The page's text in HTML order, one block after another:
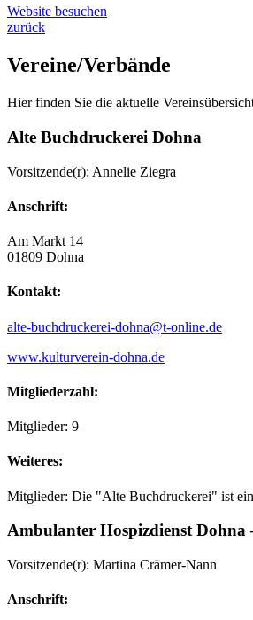
Website besuchen
zurück
Vereine/Verbände
Hier finden Sie die aktuelle
Alte Buchdruckerei Dohna
Vorsitzende(r): Annelie Ziegra
Anschrift:
Am Markt 14
01809 Dohna
Kontakt:
alte-buchdruckerei-dohna@t-online.de
www.kulturverein-dohna.de
Mitgliederzahl:
Mitglieder: 9
Weiteres:
Mitglieder: Die "Alte Buchdruckerei" ist
Ambulanter Hospizdienst Dohna
Vorsitzende(r): Martina Crämer-Nann
Anschrift: